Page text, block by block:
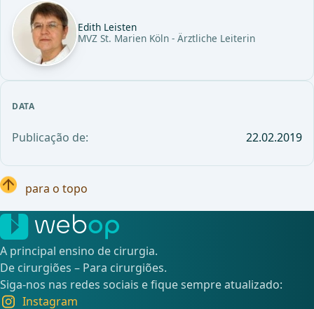
Edith Leisten
MVZ St. Marien Köln - Ärztliche Leiterin
DATA
Publicação de: 22.02.2019
para o topo
A principal ensino de cirurgia.
De cirurgiões – Para cirurgiões.
Siga-nos nas redes sociais e fique sempre atualizado:
Instagram